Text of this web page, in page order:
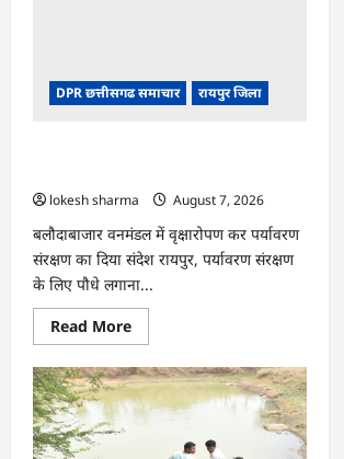
खेती
ने
बदली
से
लाखों
का
मुनाफा
DPR छत्तीसगढ समाचार रायपुर जिला
lokesh sharma
August 7, 2026
बलौदाबाजार वनमंडल में वृक्षारोपण कर पर्यावरण
संरक्षण का दिया संदेश रायपुर, पर्यावरण संरक्षण
के लिए पौधे लगाना...
Read MoreRead
more
CG
:
वन
महोत्सव